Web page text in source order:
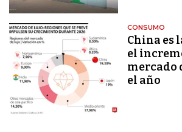
CONSUMO
China es
el
mercado
el año